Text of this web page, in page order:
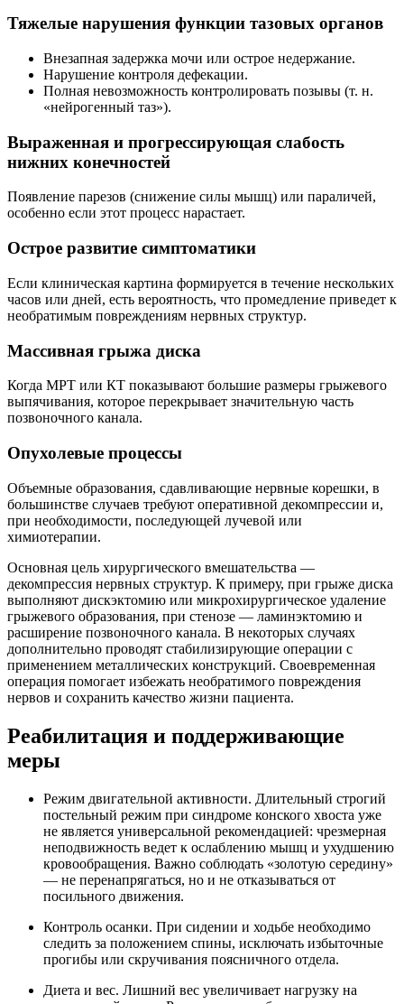
Тяжелые нарушения функции тазовых органов
Внезапная задержка мочи или острое недержание.
Нарушение контроля дефекации.
Полная невозможность контролировать позывы (т. н.
«нейрогенный таз»).
Выраженная и прогрессирующая слабость
нижних конечностей
Появление парезов (снижение силы мышц) или параличей,
особенно если этот процесс нарастает.
Острое развитие симптоматики
Если клиническая картина формируется в течение нескольких
часов или дней, есть вероятность, что промедление приведет к
необратимым повреждениям нервных структур.
Массивная грыжа диска
Когда МРТ или КТ показывают большие размеры грыжевого
выпячивания, которое перекрывает значительную часть
позвоночного канала.
Опухолевые процессы
Объемные образования, сдавливающие нервные корешки, в
большинстве случаев требуют оперативной декомпрессии и,
при необходимости, последующей лучевой или
химиотерапии.
Основная цель хирургического вмешательства —
декомпрессия нервных структур. К примеру, при грыже диска
выполняют дискэктомию или микрохирургическое удаление
грыжевого образования, при стенозе — ламинэктомию и
расширение позвоночного канала. В некоторых случаях
дополнительно проводят стабилизирующие операции с
применением металлических конструкций. Своевременная
операция помогает избежать необратимого повреждения
нервов и сохранить качество жизни пациента.
Реабилитация и поддерживающие
меры
Режим двигательной активности. Длительный строгий
постельный режим при синдроме конского хвоста уже
не является универсальной рекомендацией: чрезмерная
неподвижность ведет к ослаблению мышц и ухудшению
кровообращения. Важно соблюдать «золотую середину»
— не перенапрягаться, но и не отказываться от
посильного движения.
Контроль осанки. При сидении и ходьбе необходимо
следить за положением спины, исключать избыточные
прогибы или скручивания поясничного отдела.
Диета и вес. Лишний вес увеличивает нагрузку на